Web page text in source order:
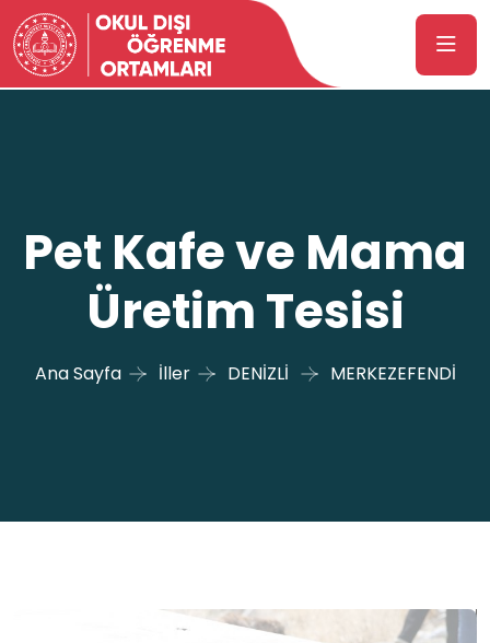
Pet Kafe ve Mama
Üretim Tesisi
Ana Sayfa İller DENİZLİ MERKEZEFENDİ